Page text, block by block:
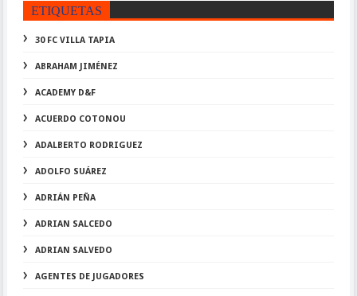
ETIQUETAS
30 FC VILLA TAPIA
ABRAHAM JIMÉNEZ
ACADEMY D&F
ACUERDO COTONOU
ADALBERTO RODRIGUEZ
ADOLFO SUÁREZ
ADRIÁN PEÑA
ADRIAN SALCEDO
ADRIAN SALVEDO
AGENTES DE JUGADORES